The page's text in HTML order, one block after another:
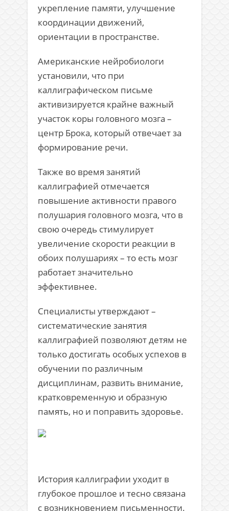
укрепление памяти, улучшение
координации движений,
ориентации в пространстве.
Американские нейробиологи
установили, что при
каллиграфическом письме
активизируется крайне важный
участок коры головного мозга –
центр Брока, который отвечает за
формирование речи.
Также во время занятий
каллиграфией отмечается
повышение активности правого
полушария головного мозга, что в
свою очередь стимулирует
увеличение скорости реакции в
обоих полушариях – то есть мозг
работает значительно
эффективнее.
Специалисты утверждают –
систематические занятия
каллиграфией позволяют детям не
только достигать особых успехов в
обучении по различным
дисциплинам, развить внимание,
кратковременную и образную
память, но и поправить здоровье.
История каллиграфии уходит в
глубокое прошлое и тесно связана
с возникновением письменности.